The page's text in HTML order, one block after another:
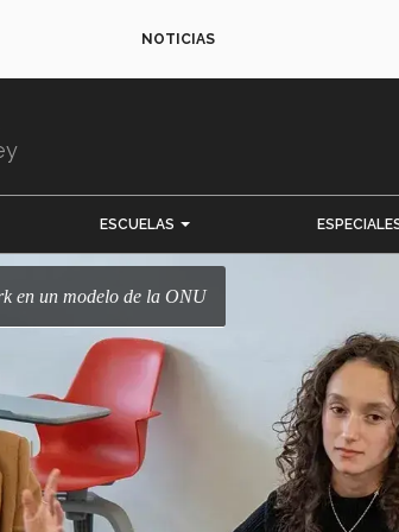
NOTICIAS
ESCUELAS
en un modelo de la ONU